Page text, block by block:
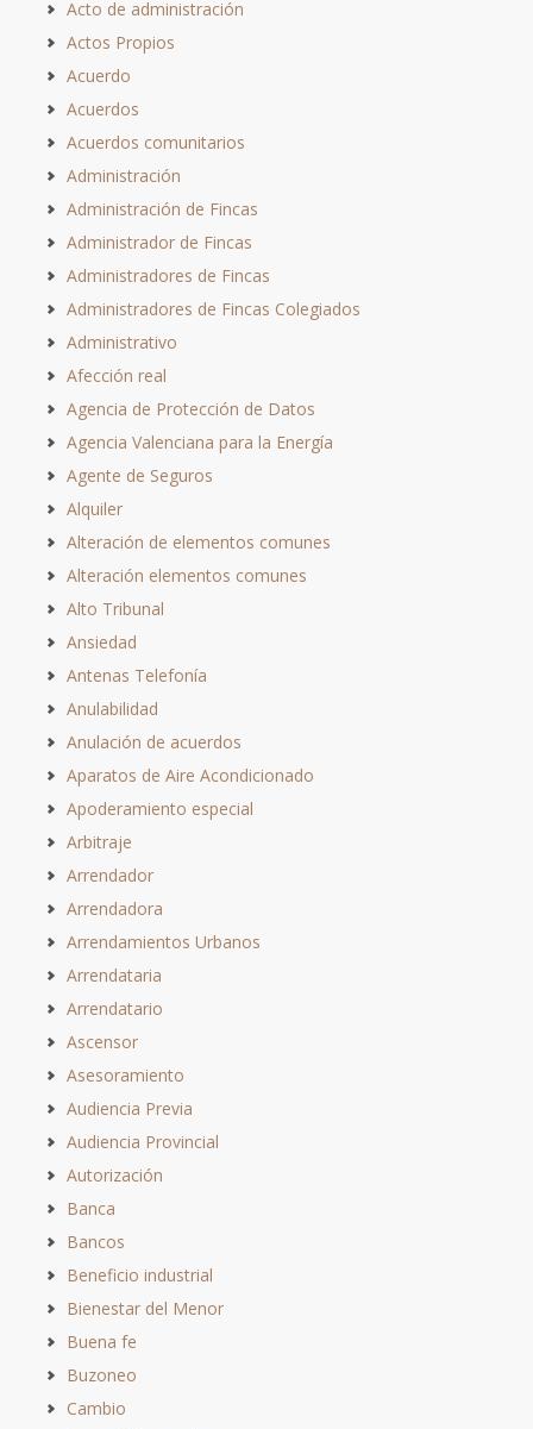
Acto de administración
Actos Propios
Acuerdo
Acuerdos
Acuerdos comunitarios
Administración
Administración de Fincas
Administrador de Fincas
Administradores de Fincas
Administradores de Fincas Colegiados
Administrativo
Afección real
Agencia de Protección de Datos
Agencia Valenciana para la Energía
Agente de Seguros
Alquiler
Alteración de elementos comunes
Alteración elementos comunes
Alto Tribunal
Ansiedad
Antenas Telefonía
Anulabilidad
Anulación de acuerdos
Aparatos de Aire Acondicionado
Apoderamiento especial
Arbitraje
Arrendador
Arrendadora
Arrendamientos Urbanos
Arrendataria
Arrendatario
Ascensor
Asesoramiento
Audiencia Previa
Audiencia Provincial
Autorización
Banca
Bancos
Beneficio industrial
Bienestar del Menor
Buena fe
Buzoneo
Cambio